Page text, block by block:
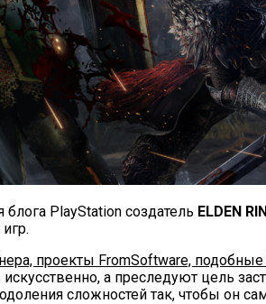
PlayStation создатель ELDEN
проекты FromSoftware, подобные
а преследуют цель
сложностей так, чтобы он